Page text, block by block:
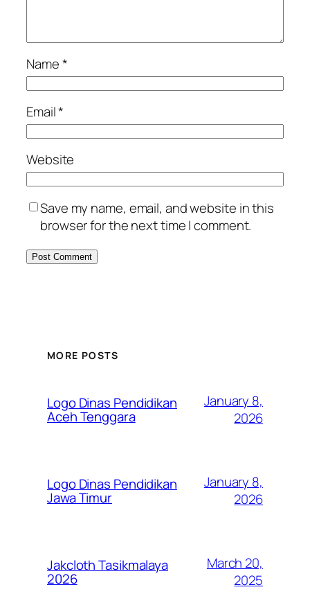
Name*
Email*
Website
Save my name, email, and website in this
browser for the next time I comment.
MORE POSTS
Logo Dinas Pendidikan
Aceh Tenggara
January 8,
2026
Logo Dinas Pendidikan
Jawa Timur
January 8,
2026
Jakcloth Tasikmalaya
2026
March 20,
2025